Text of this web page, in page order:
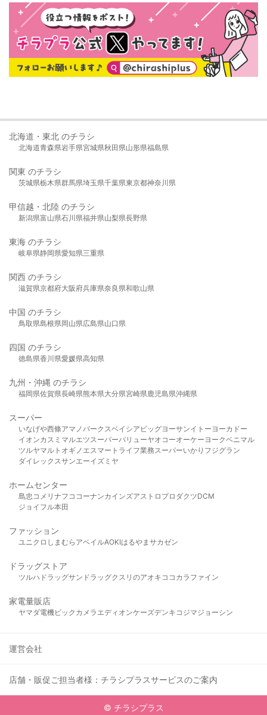
北海道・東北 のチラシ
北海道青森県岩手県宮城県秋田県山形県福島県
関東 のチラシ
茨城県栃木県群馬県埼玉県千葉県東京都神奈川県
甲信越・北陸 のチラシ
新潟県富山県石川県福井県山梨県長野県
東海 のチラシ
岐阜県静岡県愛知県三重県
関西 のチラシ
滋賀県京都府大阪府兵庫県奈良県和歌山県
中国 のチラシ
鳥取県島根県岡山県広島県山口県
四国 のチラシ
徳島県香川県愛媛県高知県
九州・沖縄 のチラシ
福岡県佐賀県長崎県熊本県大分県宮崎県鹿児島県沖縄県
スーパー
いなげや西條アマノパークスベイシア ビッグヨーサンイトーヨーカドー
イオンカスミ マルエツスーパーバリューヤオコーオーケー ヨークベニマル
ツルヤマルト オギノ エスマート ライフ業務スーパーいかり フジグラン
ダイレックスサンエーイズミヤ
ホームセンター
島忠 コメリ ナフコ コーナンカインズアストロプロダクツDCM
ジョイフル本田
ファッション
ユニクロ しまむら アベイルAOKIはるやま サカゼン
ドラッグストア
ツルハドラッグサンドラッグクスリのアオキ ココカラファイン
家電量販店
ヤマダ電機ビックカメラ エディオンケーズデンキ コジマジョーシン
運営会社
店舗・販促ご担当者様：チラシプラスサービスのご案内
© チラシプラス